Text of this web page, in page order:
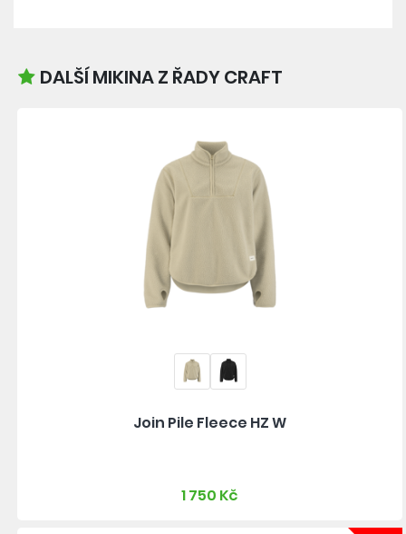
DALŠÍ MIKINA Z ŘADY CRAFT
Join Pile Fleece HZ W
1 750 Kč